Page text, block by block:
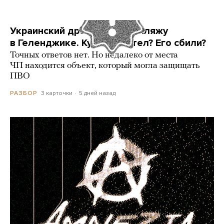
Украинский дрон попал по пляжу
в Геленджике. Куда он летел? Его сбили?
Точных ответов нет. Но недалеко от места
ЧП находится объект, который могла защищать
ПВО
РАЗБОР 3 карточки 5 дней назад